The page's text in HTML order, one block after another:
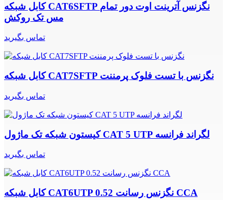
کابل شبکه CAT6SFTP نگزنس آترینت اوت دور تمام
مس تک روکش
تماس بگیرید
کابل شبکه CAT7SFTP نگزنس با تست فلوک پرمننت
تماس بگیرید
کیستون شبکه تک ماژول CAT 5 UTP لگراند فرانسه
تماس بگیرید
کابل شبکه CAT6UTP نگزنس رسانت 0.52 CCA